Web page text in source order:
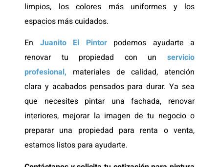
limpios, los colores más uniformes y los
espacios más cuidados.
En Juanito El Pintorpodemos ayudarte a
renovar tu propiedad con un servicio
profesional, materiales de calidad, atención
clara y acabados pensados para durar. Ya sea
que necesites pintar una fachada, renovar
interiores, mejorar la imagen de tu negocio o
preparar una propiedad para renta o venta,
estamos listos para ayudarte.